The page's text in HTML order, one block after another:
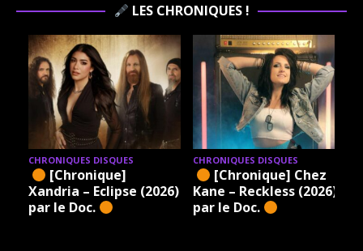
LES CHRONIQUES !
CHRONIQUES DISQUES
[Chronique]
Xandria – Eclipse (2026)
par le Doc.
CHRONIQUES DISQUES
[Chronique] Chez
Kane – Reckless (2026)
par le Doc.